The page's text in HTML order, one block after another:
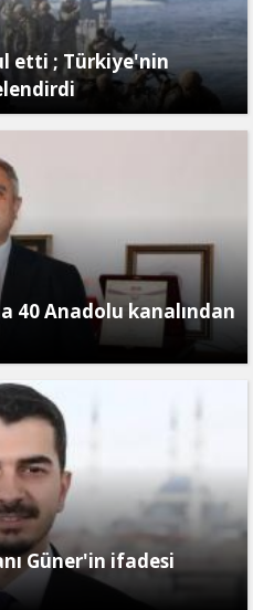
etti ; Türkiye'nin
40 Anadolu kanalından
Güner'in ifadesi